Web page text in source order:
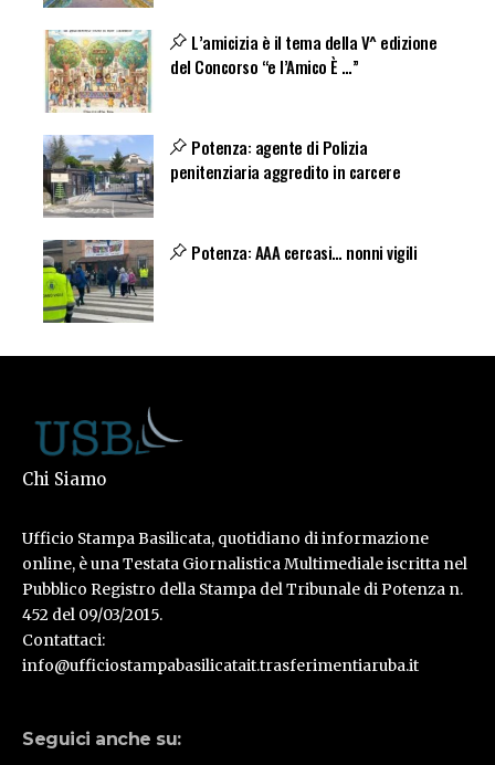
L’amicizia è il tema della V^ edizione
del Concorso “e l’Amico È …”
Potenza: agente di Polizia
penitenziaria aggredito in carcere
Potenza: AAA cercasi… nonni vigili
Chi Siamo
Ufficio Stampa Basilicata, quotidiano di informazione
online, è una Testata Giornalistica Multimediale iscritta nel
Pubblico Registro della Stampa del Tribunale di Potenza n.
452 del 09/03/2015.
Contattaci:
info@ufficiostampabasilicatait.trasferimentiaruba.it
Seguici anche su: